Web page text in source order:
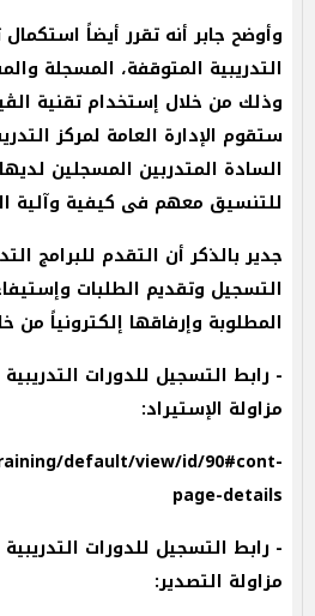
وأوضح جابر أنه تقرر أيضاً
التدريبية المتوقفة، المسجلة
وذلك من خلال إستخدام تقنية
ستقوم الإدارة العامة لمركز
السادة المتدربين المسجلين
للتنسيق معهم فى كيفية وﺁلية
جدير بالذكر أن التقدم للبرامج
التسجيل وتقديم الطلبات
المطلوبة وإرفاقها إلكترونياً من
- رابط التسجيل للدورات
مزاولة الإستيراد:
default/view/id/90#cont-
page-details
- رابط التسجيل للدورات
مزاولة التصدير: